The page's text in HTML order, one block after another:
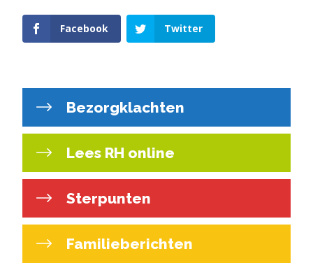
Facebook Twitter
Bezorgklachten
Lees RH online
Sterpunten
Familieberichten